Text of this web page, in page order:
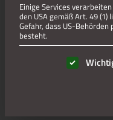
Einige Services
den USA gemäß Art. 49
Gefahr, dass US-
besteht.
Es folgt eine Liste